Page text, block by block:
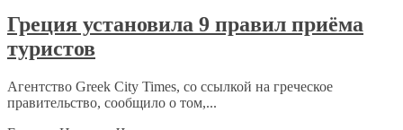
Греция установила 9 правил приёма
туристов
Агентство Greek City Times, со ссылкой на греческое
правительство, сообщило о том,...